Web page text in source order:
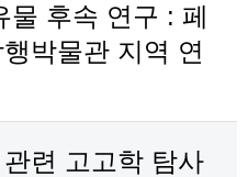
후속 연구 : 페
박물관 지역 연
련 고고학 탐사